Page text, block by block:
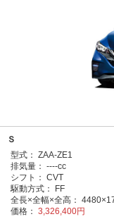
Ｓ
型式： ZAA-ZE1
排気量： ----cc
シフト： CVT
駆動方式：
FF
全長×全幅×全高：
価格： 3,326,400円